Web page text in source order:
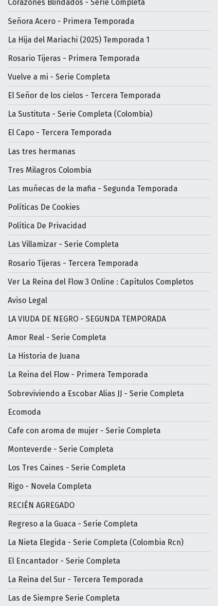
Corazones Blindados - Serie Completa
Señora Acero - Primera Temporada
La Hija del Mariachi (2025) Temporada 1
Rosario Tijeras - Primera Temporada
Vuelve a mi - Serie Completa
El Señor de los cielos - Tercera Temporada
La Sustituta - Serie Completa (Colombia)
El Capo - Tercera Temporada
Las tres hermanas
Tres Milagros Colombia
Las muñecas de la mafia - Segunda Temporada
Políticas De Cookies
Política De Privacidad
Las Villamizar - Serie Completa
Rosario Tijeras - Tercera Temporada
Ver La Reina del Flow 3 Online : Capítulos Completos
Aviso Legal
LA VIUDA DE NEGRO - SEGUNDA TEMPORADA
Amor Real - Serie Completa
La Historia de Juana
La Reina del Flow - Primera Temporada
Sobreviviendo a Escobar Alias JJ - Serie Completa
Ecomoda
Cafe con aroma de mujer - Serìe Completa
Monteverde - Serie Completa
Los Tres Caines - Serie Completa
Rigo - Novela Completa
RECIÉN AGREGADO
Regreso a la Guaca - Serie Completa
La Nieta Elegida - Serie Completa (Colombia Rcn)
El Encantador - Serie Completa
La Reina del Sur - Tercera Temporada
Las de Siempre Serie Completa